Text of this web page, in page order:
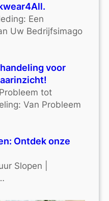
Een
Uw Bedrijfsimago
voor
tot
Van Probleem
Ontdek onze
Slopen |